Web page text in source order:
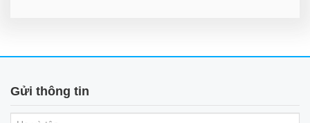
Gửi thông tin